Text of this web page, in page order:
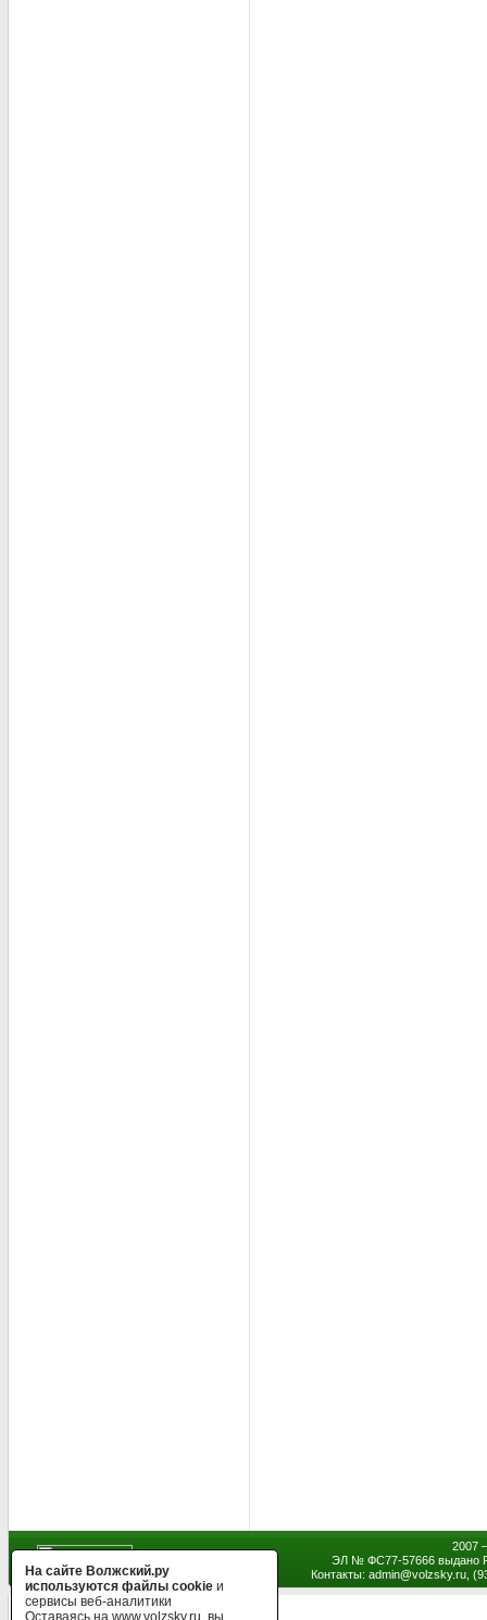
2007
ЭЛ № ФС77-57666 выдано
Контакты: admin@volzsky.ru,
На сайте Волжский.ру
используются файлы cookie и
сервисы веб-аналитики
Оставаясь на www.volzsky.ru, вы